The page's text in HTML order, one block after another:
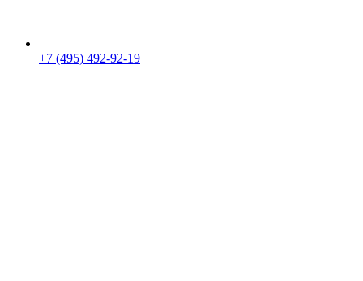
+7 (495) 492-92-19